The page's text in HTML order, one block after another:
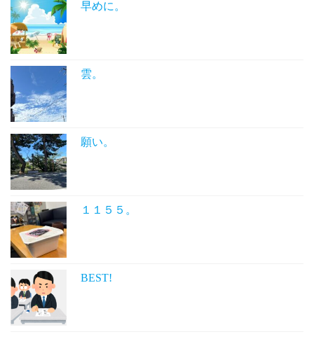
早めに。
雲。
願い。
１１５５。
BEST!